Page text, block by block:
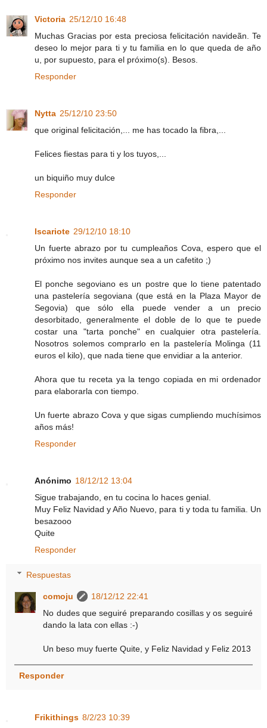
Victoria 25/12/10 16:48
Muchas Gracias por esta preciosa felicitación navideãn. Te
deseo lo mejor para ti y tu familia en lo que queda de año
u, por supuesto, para el próximo(s). Besos.
Responder
Nytta 25/12/10 23:50
que original felicitación,... me has tocado la fibra,...
Felices fiestas para ti y los tuyos,...
un biquiño muy dulce
Responder
Iscariote 29/12/10 18:10
Un fuerte abrazo por tu cumpleaños Cova, espero que el
próximo nos invites aunque sea a un cafetito ;)
El ponche segoviano es un postre que lo tiene patentado
una pastelería segoviana (que está en la Plaza Mayor de
Segovia) que sólo ella puede vender a un precio
desorbitado, generalmente el doble de lo que te puede
costar una "tarta ponche" en cualquier otra pastelería.
Nosotros solemos comprarlo en la pastelería Molinga (11
euros el kilo), que nada tiene que envidiar a la anterior.
Ahora que tu receta ya la tengo copiada en mi ordenador
para elaborarla con tiempo.
Un fuerte abrazo Cova y que sigas cumpliendo muchísimos
años más!
Responder
Anónimo 18/12/12 13:04
Sigue trabajando, en tu cocina lo haces genial.
Muy Feliz Navidad y Año Nuevo, para ti y toda tu familia. Un
besazooo
Quite
Responder
Respuestas
comoju
18/12/12 22:41
No dudes que seguiré preparando cosillas y os seguiré
dando la lata con ellas :-)
Un beso muy fuerte Quite, y Feliz Navidad y Feliz 2013
Responder
Frikithings 8/2/23 10:39